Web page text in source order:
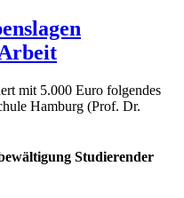
mit 5.000 Euro folgendes
Hamburg (Prof. Dr.
Studierender